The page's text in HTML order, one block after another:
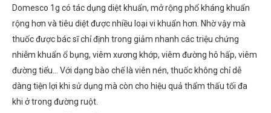
Domesco 1g có tác dụng diệt khuẩn, mở rộng phổ kháng khuẩn
rộng hơn và tiêu diệt được nhiều loại vi khuẩn hơn. Nhờ vậy mà
thuốc được bác sĩ chỉ định trong giảm nhanh các triệu chứng
nhiễm khuẩn ổ bụng, viêm xương khớp, viêm đường hô hấp, viêm
đường tiểu… Với dạng bào chế là viên nén, thuốc không chỉ dễ
dàng tiện lợi khi sử dụng mà còn cho hiệu quả thẩm thấu tối đa
khi ở trong đường ruột.